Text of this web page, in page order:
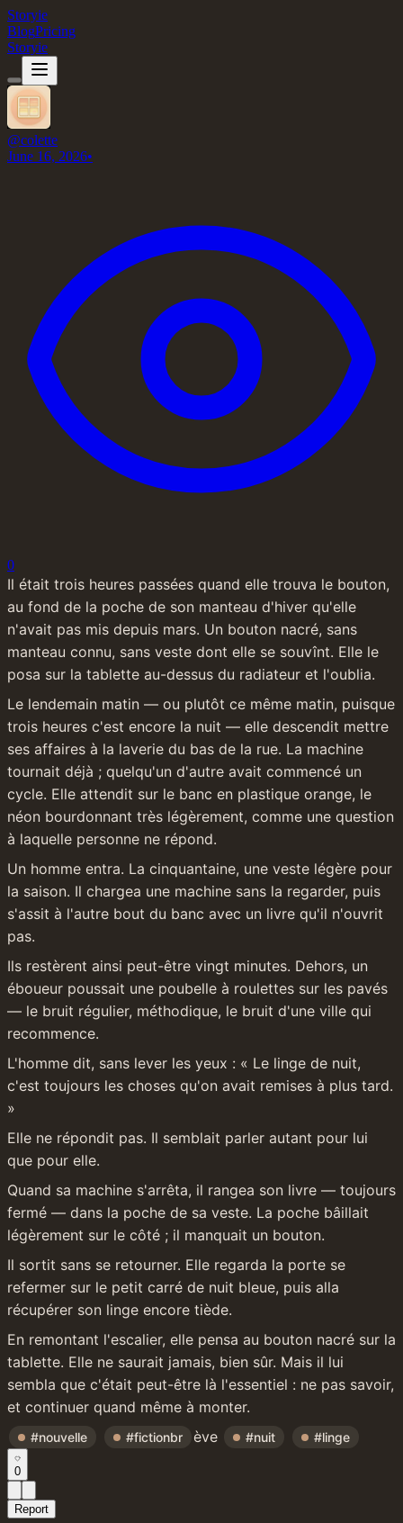
Storyie
BlogPricing
Storyie
@colette
June 16, 2026•
0
Il était trois heures passées quand elle trouva le bouton,
au fond de la poche de son manteau d'hiver qu'elle
n'avait pas mis depuis mars. Un bouton nacré, sans
manteau connu, sans veste dont elle se souvînt. Elle le
posa sur la tablette au-dessus du radiateur et l'oublia.
Le lendemain matin — ou plutôt ce même matin, puisque
trois heures c'est encore la nuit — elle descendit mettre
ses affaires à la laverie du bas de la rue. La machine
tournait déjà ; quelqu'un d'autre avait commencé un
cycle. Elle attendit sur le banc en plastique orange, le
néon bourdonnant très légèrement, comme une question
à laquelle personne ne répond.
Un homme entra. La cinquantaine, une veste légère pour
la saison. Il chargea une machine sans la regarder, puis
s'assit à l'autre bout du banc avec un livre qu'il n'ouvrit
pas.
Ils restèrent ainsi peut-être vingt minutes. Dehors, un
éboueur poussait une poubelle à roulettes sur les pavés
— le bruit régulier, méthodique, le bruit d'une ville qui
recommence.
L'homme dit, sans lever les yeux : « Le linge de nuit,
c'est toujours les choses qu'on avait remises à plus tard.
»
Elle ne répondit pas. Il semblait parler autant pour lui
que pour elle.
Quand sa machine s'arrêta, il rangea son livre — toujours
fermé — dans la poche de sa veste. La poche bâillait
légèrement sur le côté ; il manquait un bouton.
Il sortit sans se retourner. Elle regarda la porte se
refermer sur le petit carré de nuit bleue, puis alla
récupérer son linge encore tiède.
En remontant l'escalier, elle pensa au bouton nacré sur la
tablette. Elle ne saurait jamais, bien sûr. Mais il lui
sembla que c'était peut-être là l'essentiel : ne pas savoir,
et continuer quand même à monter.
#nouvelle #fictionbr ève #nuit #linge
0
Report